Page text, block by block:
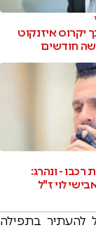
יקרוס איזנקוט
חודשים
רכבו - ונהרג:
לוי ז"ל
להעתיר בתפילה